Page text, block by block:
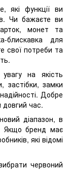
які функції ви
Чи бажаєте ви
монет та
блискавка для
свої потреби та
на якість
застібки, замки
Добре
час.
діапазон, в
Якщо бренд має
які відомі
червоний